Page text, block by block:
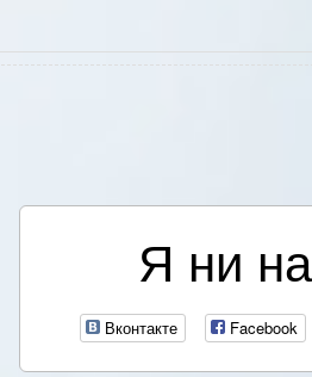
Я ни
Вконтакте Facebook